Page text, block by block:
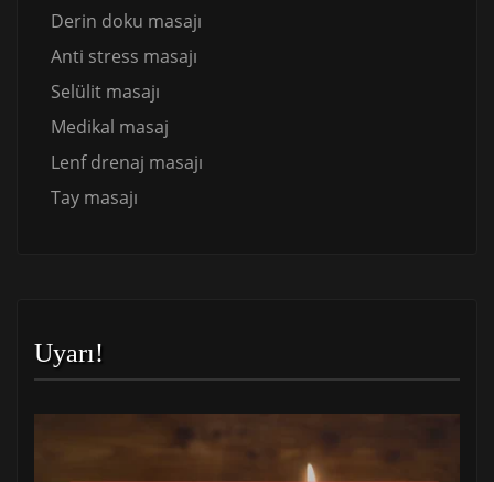
Derin doku masajı
Anti stress masajı
Selülit masajı
Medikal masaj
Lenf drenaj masajı
Tay masajı
Uyarı!